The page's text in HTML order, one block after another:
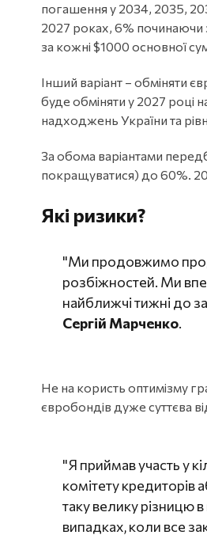
погашення у 2034, 2035,
2027 роках, 6% починаючи
за кожні $1000 основної
Інший варіант – обміняти
буде обміняти у 2027 році
надходжень України та
За обома варіантами
покращуватися) до 60%.
Які ризики?
"Ми продовжимо
розбіжностей. Ми
найближчі тижні до
Сергій Марченко.
Не на користь оптимізму
євробондів дуже суттєва
"Я приймав участь у
комітету кредиторів
таку велику різницю
випадках, коли все